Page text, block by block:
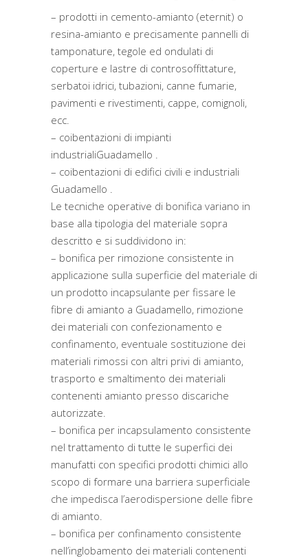
– prodotti in cemento-amianto (eternit) o
resina-amianto e precisamente pannelli di
tamponature, tegole ed ondulati di
coperture e lastre di controsoffittature,
serbatoi idrici, tubazioni, canne fumarie,
pavimenti e rivestimenti, cappe, comignoli,
ecc.
– coibentazioni di impianti
industrialiGuadamello .
– coibentazioni di edifici civili e industriali
Guadamello .
Le tecniche operative di bonifica variano in
base alla tipologia del materiale sopra
descritto e si suddividono in:
– bonifica per rimozione consistente in
applicazione sulla superficie del materiale di
un prodotto incapsulante per fissare le
fibre di amianto a Guadamello, rimozione
dei materiali con confezionamento e
confinamento, eventuale sostituzione dei
materiali rimossi con altri privi di amianto,
trasporto e smaltimento dei materiali
contenenti amianto presso discariche
autorizzate.
– bonifica per incapsulamento consistente
nel trattamento di tutte le superfici dei
manufatti con specifici prodotti chimici allo
scopo di formare una barriera superficiale
che impedisca l’aerodispersione delle fibre
di amianto.
– bonifica per confinamento consistente
nell’inglobamento dei materiali contenenti